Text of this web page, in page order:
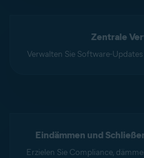
Zentrale
Verwalten Sie Software-
Eindämmen und
Erzielen Sie Compliance,